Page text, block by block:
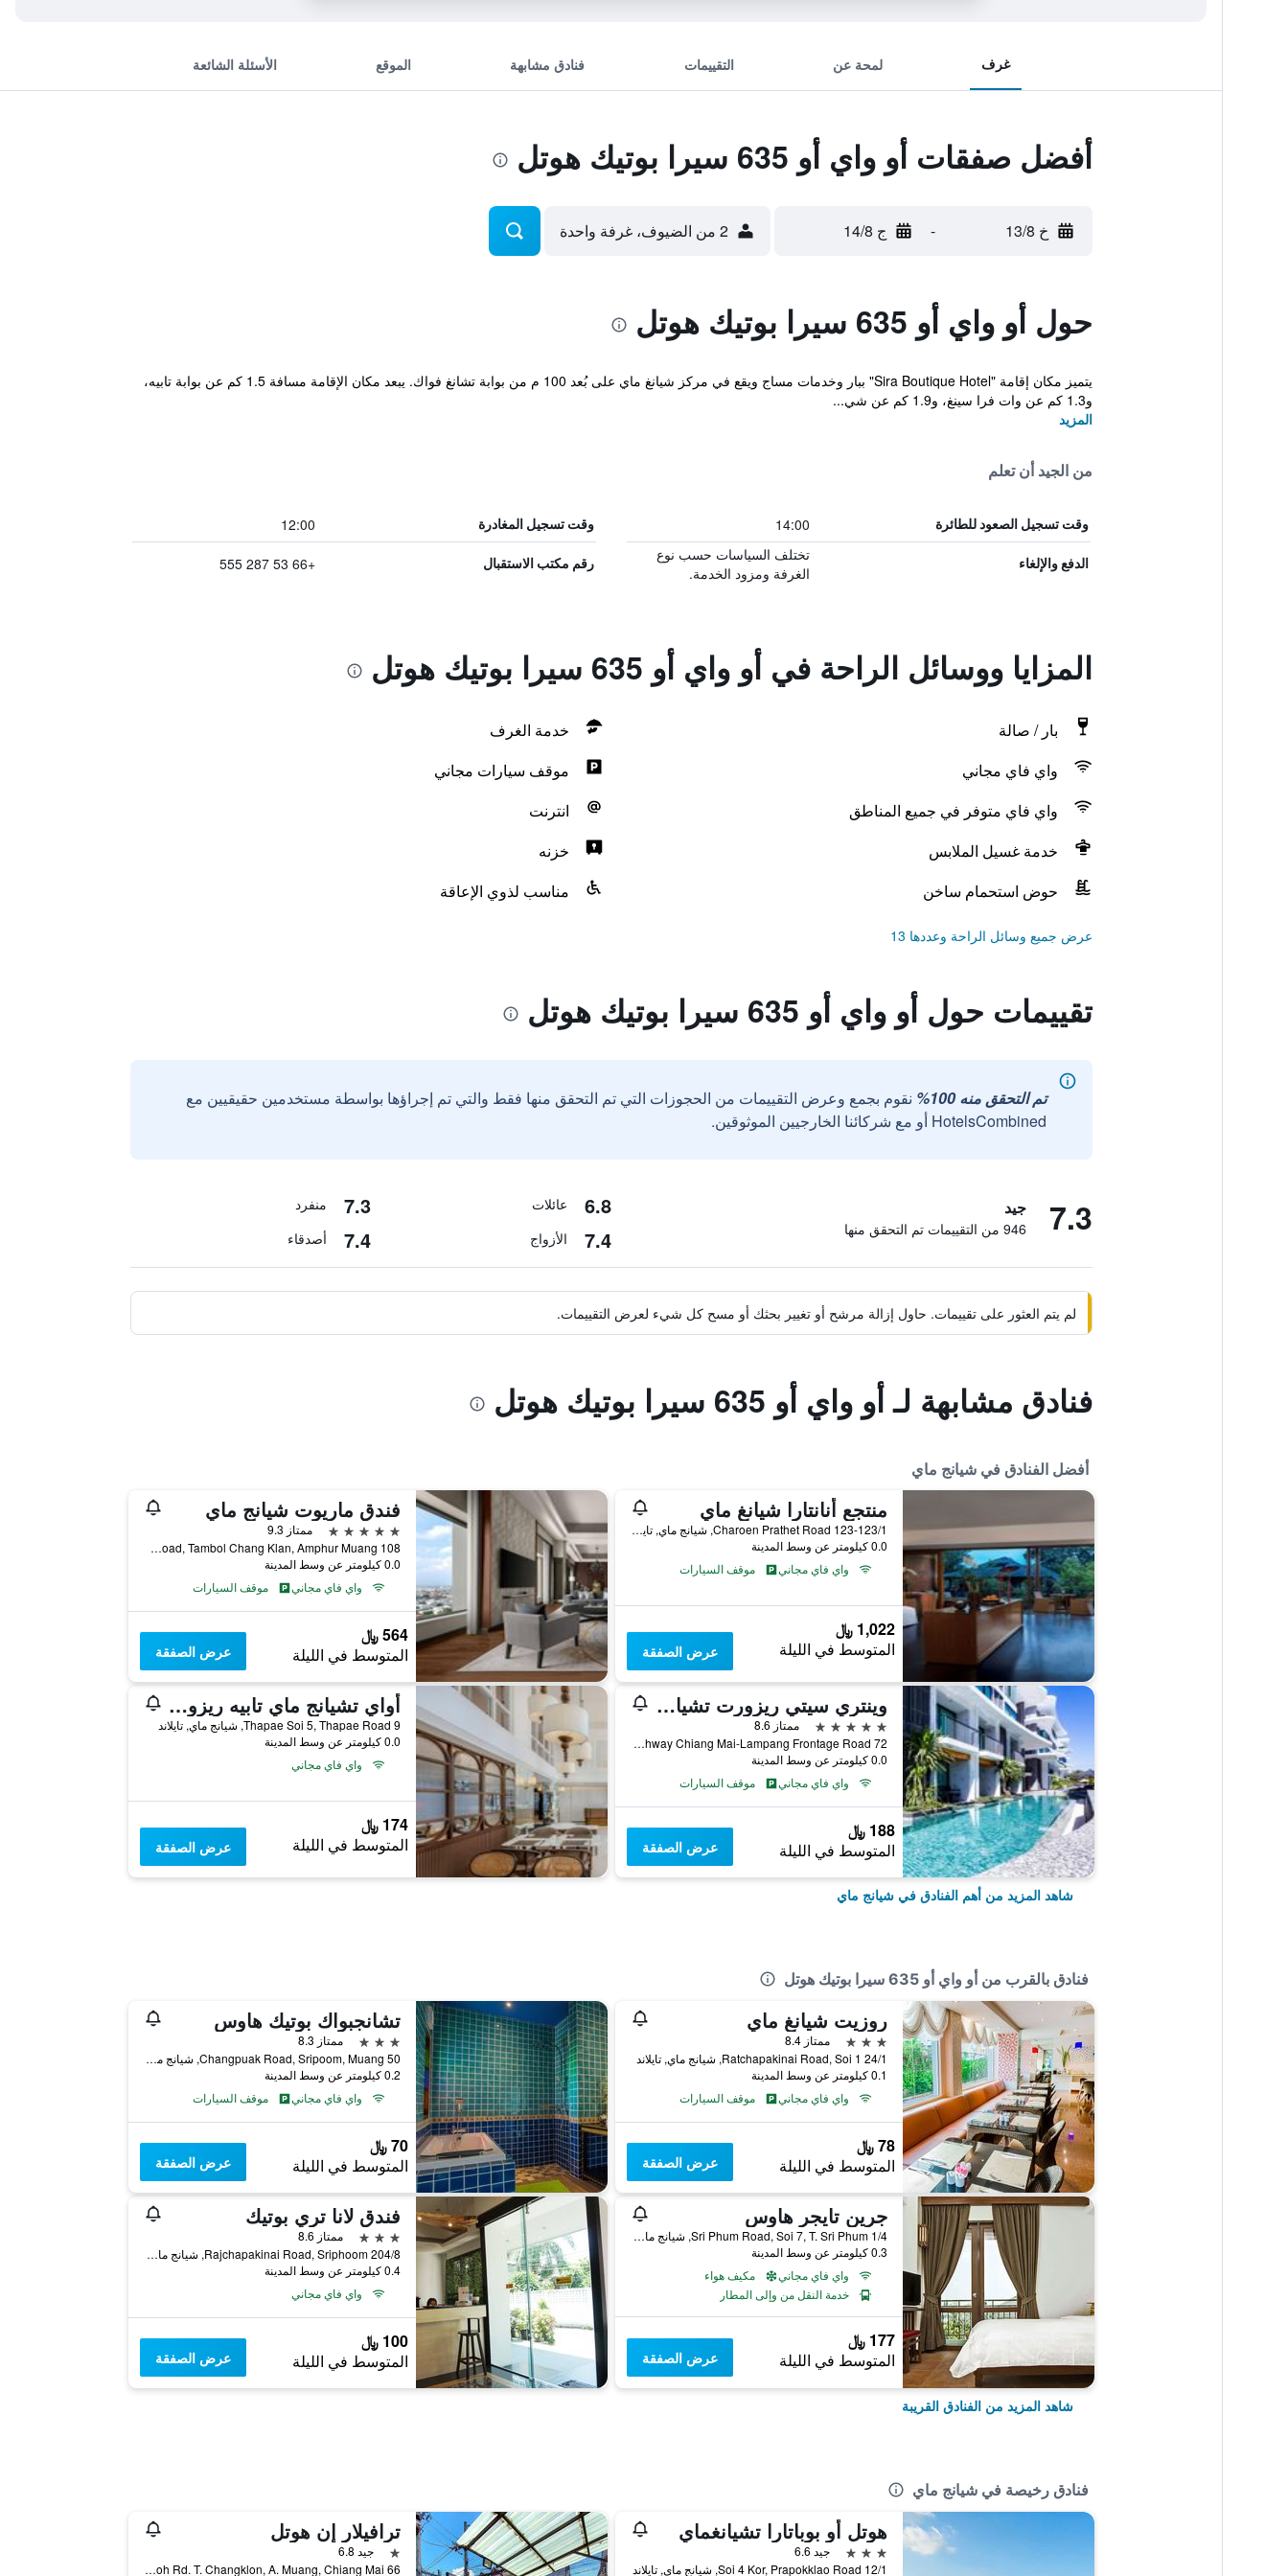
غرف لمحة عن التقييمات فنادق مشابهة الموقع الأسئلة الشائعة
أفضل صفقات أو واي أو 635 سيرا بوتيك هوتل
خ 13/8 - ج 14/8 2 من الضيوف، غرفة واحدة
حول أو واي أو 635 سيرا بوتيك هوتل
يتميز مكان إقامة "Sira Boutique Hotel" ببار وخدمات مساج ويقع في مركز شيانغ ماي على بُعد 100 م من بوابة تشانغ فواك. يبعد مكان الإقامة مسافة 1.5 كم عن بوابة تابيه،
و1.3 كم عن وات فرا سينغ، و1.9 كم عن شي...
المزيد
من الجيد أن تعلم
وقت تسجيل الصعود للطائرة 14:00 وقت تسجيل المغادرة 12:00
الدفع والإلغاء
تختلف السياسات حسب نوع
الغرفة ومزود الخدمة.
رقم مكتب الاستقبال +66 53 287 555
المزايا ووسائل الراحة في أو واي أو 635 سيرا بوتيك هوتل
بار / صالة
خدمة الغرف
واي فاي مجاني
موقف سيارات مجاني
واي فاي متوفر في جميع المناطق
انترنت
خدمة غسيل الملابس
خزنه
حوض استحمام ساخن
مناسب لذوي الإعاقة
عرض جميع وسائل الراحة وعددها 13
تقييمات حول أو واي أو 635 سيرا بوتيك هوتل
تم التحقق منه 100%
نقوم بجمع وعرض التقييمات من الحجوزات التي تم التحقق منها فقط والتي تم إجراؤها بواسطة مستخدمين حقيقيين مع
HotelsCombined أو مع شركائنا الخارجيين الموثوقين.
7.3 جيد
946 من التقييمات تم التحقق منها
6.8 عائلات 7.3 منفرد
7.4 الأزواج 7.4 أصدقاء
لم يتم العثور على تقييمات. حاول إزالة مرشح أو تغيير بحثك أو مسح كل شيء لعرض التقييمات.
فنادق مشابهة لـ أو واي أو 635 سيرا بوتيك هوتل
أفضل الفنادق في شيانج ماي
منتجع أنانتارا شيانغ ماي
123-123/1 Charoen Prathet Road, شيانج ماي, تايلاند
0.0 كيلومتر عن وسط المدينة
واي فاي مجاني
موقف السيارات
1,022 ﷼
المتوسط في الليلة عرض الصفقة
فندق ماريوت شيانج ماي
5 نجوم
ممتاز 9.3
108 Chang Klan Road, Tambol Chang Klan, Amphur Muang, شيانج ماي, تايلاند
0.0 كيلومتر عن وسط المدينة
واي فاي مجاني
موقف السيارات
564 ﷼
المتوسط في الليلة عرض الصفقة
وينتري سيتي ريزورت تشيانغ ماي
5 نجوم
ممتاز 8.6
72 Highway Chiang Mai-Lampang Frontage Road, شيانج ماي, تايلاند
0.0 كيلومتر عن وسط المدينة
واي فاي مجاني
موقف السيارات
188 ﷼
المتوسط في الليلة عرض الصفقة
أواي تشيانج ماي تابيه ريزورت - إيه فيجان ريتريت
9 Thapae Soi 5, Thapae Road, شيانج ماي, تايلاند
0.0 كيلومتر عن وسط المدينة
واي فاي مجاني
174 ﷼
المتوسط في الليلة عرض الصفقة
شاهد المزيد من أهم الفنادق في شيانج ماي
فنادق بالقرب من أو واي أو 635 سيرا بوتيك هوتل
روزيت شيانغ ماي
3 نجوم
ممتاز 8.4
24/1 Ratchapakinai Road, Soi 1, شيانج ماي, تايلاند
0.1 كيلومتر عن وسط المدينة
واي فاي مجاني
موقف السيارات
78 ﷼
المتوسط في الليلة عرض الصفقة
تشانجبواك بوتيك هاوس
3 نجوم
ممتاز 8.3
50 Changpuak Road, Sripoom, Muang, شيانج ماي, تايلاند
0.2 كيلومتر عن وسط المدينة
واي فاي مجاني
موقف السيارات
70 ﷼
المتوسط في الليلة عرض الصفقة
جرين تايجر هاوس
1/4 Sri Phum Road, Soi 7, T. Sri Phum, شيانج ماي, تايلاند
0.3 كيلومتر عن وسط المدينة
واي فاي مجاني
مكيف هواء
خدمة النقل من وإلى المطار
177 ﷼
المتوسط في الليلة عرض الصفقة
فندق لانا تري بوتيك
3 نجوم
ممتاز 8.6
204/8 Rajchapakinai Road, Sriphoom, شيانج ماي, تايلاند
0.4 كيلومتر عن وسط المدينة
واي فاي مجاني
100 ﷼
المتوسط في الليلة عرض الصفقة
شاهد المزيد من الفنادق القريبة
فنادق رخيصة في شيانج ماي
هوتل أو بوباتارا تشيانغماي
3 نجوم
جيد 6.6
12/1 Soi 4 Kor, Prapokklao Road, شيانج ماي, تايلاند
ترافيلار إن هوتل
نجمة واحدة
جيد 6.8
66 Loikroh Rd. T. Changklon, A. Muang, Chiang Mai, شيانج ماي, تايلاند